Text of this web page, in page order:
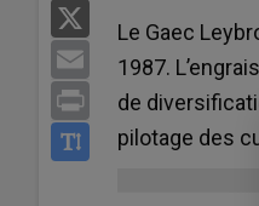
Email
Print
Le Gaec
1987.
de
pilotage des